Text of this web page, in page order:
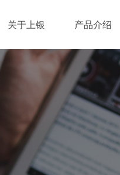
关于上银 产品介绍